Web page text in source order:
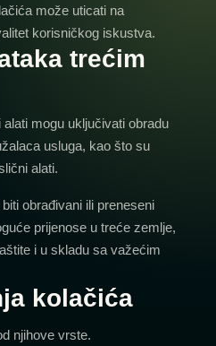
može uticati na
korisničkog iskustva.
trećim
mogu uključivati obradu
usluga, kao što su
alati.
obrađivani ili preneseni
prijenose u treće zemlje,
i u skladu sa važećim
kolačića
njihove vrste.